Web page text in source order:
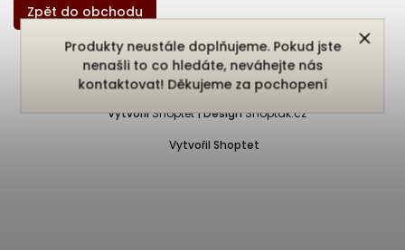
Produkty neustále doplňujeme. Pokud jste
nenašli to co hledáte, neváhejte nás
kontaktovat! Děkujeme za pochopení
Zpět do obchodu
Vytvořil Shoptet
Copyright 2026Bukefalos. Všechna práva vyhrazena.
Vytvořil Shoptet | Design Shoptak.cz